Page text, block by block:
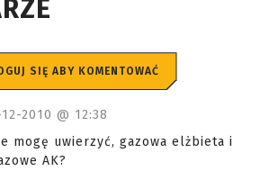
SIĘ ABY KOMENTOWAĆ
2010 @ 12:38
mogę uwierzyć, gazowa elżbieta i
AK?